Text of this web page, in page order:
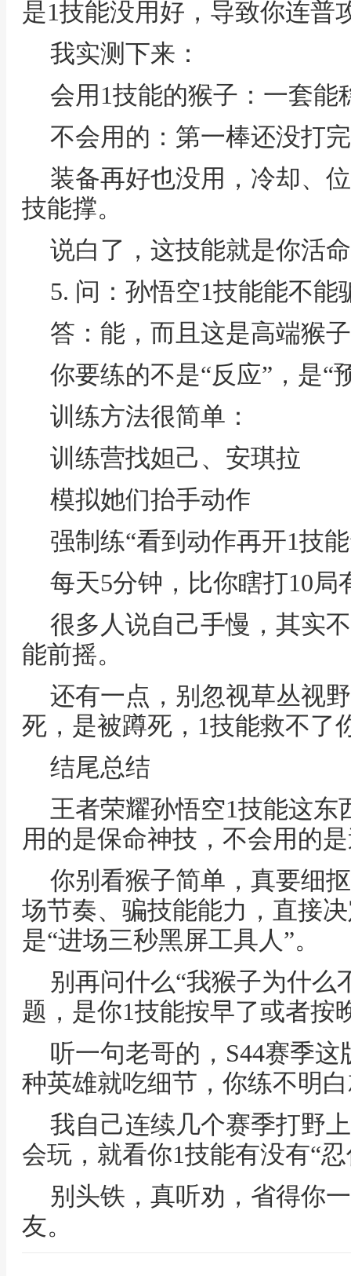
是1技能没用好，导致你连普
我实测下来：
会用1技能的猴子：一套能
不会用的：第一棒还没打
装备再好也没用，冷却、
技能撑。
说白了，这技能就是你活
5. 问：孙悟空1技能能不
答：能，而且这是高端猴
你要练的不是“反应”，是“
训练方法很简单：
训练营找妲己、安琪拉
模拟她们抬手动作
强制练“看到动作再开1技
每天5分钟，比你瞎打10局
很多人说自己手慢，其实
能前摇。
还有一点，别忽视草丛视
死，是被蹲死，1技能救不了
结尾总结
王者荣耀孙悟空1技能这
用的是保命神技，不会用的
你别看猴子简单，真要细
场节奏、骗技能能力，直接
是“进场三秒黑屏工具人”。
别再问什么“我猴子为什么
题，是你1技能按早了或者按
听一句老哥的，S44赛季
种英雄就吃细节，你练不明
我自己连续几个赛季打野
会玩，就看你1技能有没有“
别头铁，真听劝，省得你
友。